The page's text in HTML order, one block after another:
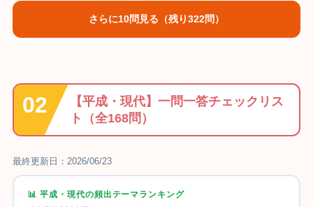
さらに10問見る（残り322問）
【平成・現代】一問一答チェックリス
ト（全168問）
最終更新日：2026/06/23
📊 平成・現代の頻出テーマランキング